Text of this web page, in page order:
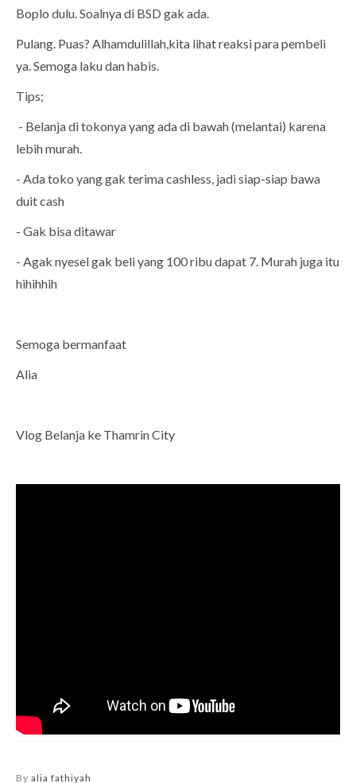
Boplo dulu. Soalnya di BSD gak ada.
Pulang. Puas? Alhamdulillah,kita lihat reaksi para pembeli
ya. Semoga laku dan habis.
Tips;
- Belanja di tokonya yang ada di bawah (melantai) karena
lebih murah.
- Ada toko yang gak terima cashless, jadi siap-siap bawa
duit cash
- Gak bisa ditawar
- Agak nyesel gak beli yang 100 ribu dapat 7. Murah juga itu
hihihhih
Semoga bermanfaat
Alia
Vlog Belanja ke Thamrin City
By alia fathiyah